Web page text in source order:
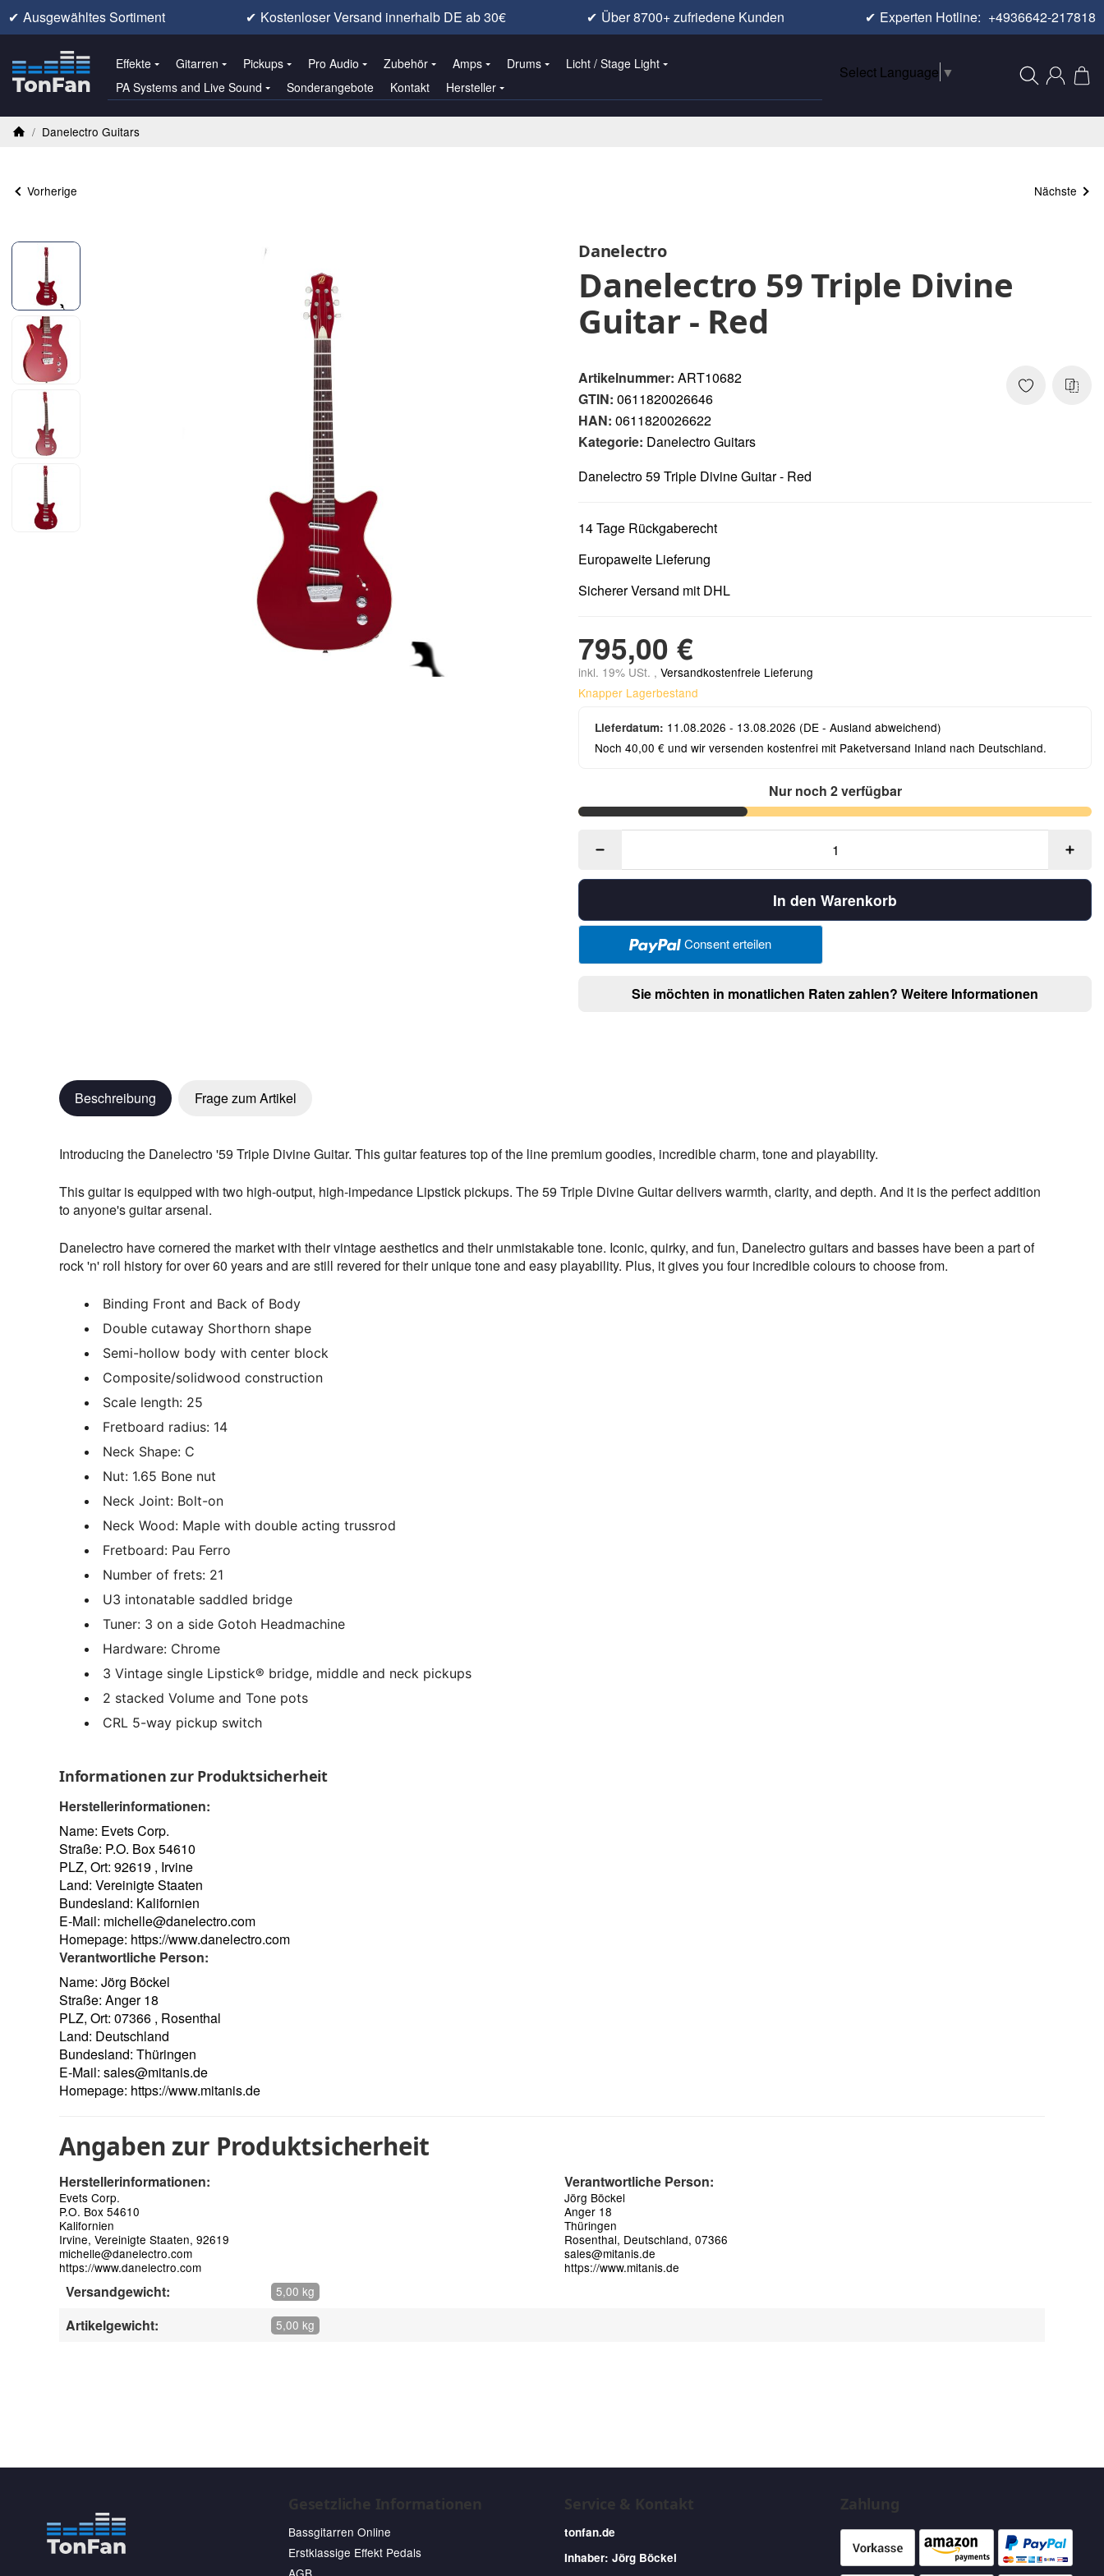
✔ Ausgewähltes Sortiment ✔ Kostenloser Versand innerhalb DE ab 30€ ✔ Über 8700+ zufriedene Kunden ✔ Experten Hotline: +4936642-217818
Effekte Gitarren Pickups Pro Audio Zubehör Amps Drums
Licht / Stage Light
PA Systems and Live Sound
Sonderangebote Kontakt Hersteller
Select Language ▼
/ Danelectro Guitars
Vorherige Nächste
Danelectro
Danelectro 59 Triple Divine
Guitar - Red
Artikelnummer: ART10682
GTIN: 0611820026646
HAN: 0611820026622
Kategorie: Danelectro Guitars
Danelectro 59 Triple Divine Guitar - Red
14 Tage Rückgaberecht
Europaweite Lieferung
Sicherer Versand mit DHL
795,00 €
inkl. 19% USt. , Versandkostenfreie Lieferung
Knapper Lagerbestand
Lieferdatum: 11.08.2026 - 13.08.2026 (DE - Ausland abweichend)
Noch 40,00 € und wir versenden kostenfrei mit Paketversand Inland nach Deutschland.
Nur noch 2 verfügbar
In den Warenkorb
Consent erteilen
Sie möchten in monatlichen Raten zahlen? Weitere Informationen
Beschreibung Frage zum Artikel
Introducing the Danelectro '59 Triple Divine Guitar. This guitar features top of the line premium goodies, incredible charm, tone and playability.
This guitar is equipped with two high-output, high-impedance Lipstick pickups. The 59 Triple Divine Guitar delivers warmth, clarity, and depth. And it is the perfect addition
to anyone's guitar arsenal.
Danelectro have cornered the market with their vintage aesthetics and their unmistakable tone. Iconic, quirky, and fun, Danelectro guitars and basses have been a part of
rock 'n' roll history for over 60 years and are still revered for their unique tone and easy playability. Plus, it gives you four incredible colours to choose from.
Binding Front and Back of Body
Double cutaway Shorthorn shape
Semi-hollow body with center block
Composite/solidwood construction
Scale length: 25
Fretboard radius: 14
Neck Shape: C
Nut: 1.65 Bone nut
Neck Joint: Bolt-on
Neck Wood: Maple with double acting trussrod
Fretboard: Pau Ferro
Number of frets: 21
U3 intonatable saddled bridge
Tuner: 3 on a side Gotoh Headmachine
Hardware: Chrome
3 Vintage single Lipstick® bridge, middle and neck pickups
2 stacked Volume and Tone pots
CRL 5-way pickup switch
Informationen zur Produktsicherheit
Herstellerinformationen:
Name: Evets Corp.
Straße: P.O. Box 54610
PLZ, Ort: 92619 , Irvine
Land: Vereinigte Staaten
Bundesland: Kalifornien
E-Mail: michelle@danelectro.com
Homepage: https://www.danelectro.com
Verantwortliche Person:
Name: Jörg Böckel
Straße: Anger 18
PLZ, Ort: 07366 , Rosenthal
Land: Deutschland
Bundesland: Thüringen
E-Mail: sales@mitanis.de
Homepage: https://www.mitanis.de
Angaben zur Produktsicherheit
Herstellerinformationen:
Evets Corp.
P.O. Box 54610
Kalifornien
Irvine, Vereinigte Staaten, 92619
michelle@danelectro.com
https://www.danelectro.com
Verantwortliche Person:
Jörg Böckel
Anger 18
Thüringen
Rosenthal, Deutschland, 07366
sales@mitanis.de
https://www.mitanis.de
Versandgewicht: 5,00 kg
Artikelgewicht: 5,00 kg
Gesetzliche Informationen
Bassgitarren Online
Erstklassige Effekt Pedals
Service & Kontakt
tonfan.de
Inhaber: Jörg Böckel